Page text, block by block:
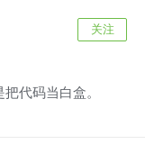
关注
代码当白盒。